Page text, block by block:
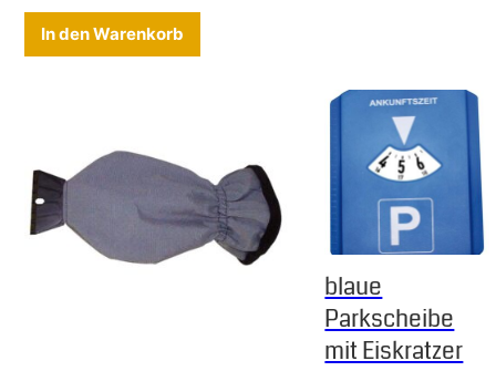
In den Warenkorb
blaue
Parkscheibe
mit Eiskratzer